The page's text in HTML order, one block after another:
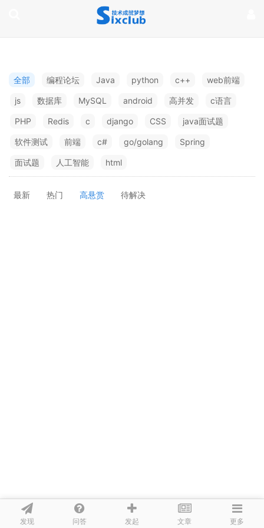
发现 问答 发起 文章 更多
全部 编程论坛 Java python c++ web前端
js 数据库 MySQL android 高并发 c语言
PHP Redis c django CSS java面试题
软件测试 前端 c# go/golang Spring
面试题 人工智能 html
最新 热门 高悬赏 待解决